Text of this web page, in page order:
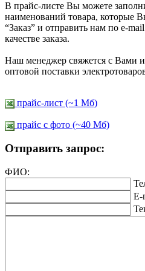
В прайс-листе Вы можете
наименований товара, которые
“Заказ” и отправить нам по e-
качестве заказа.
Наш менеджер свяжется с Вами и
оптовой поставки
прайс-лист (~1 Мб)
прайс c фото (~40 Мб)
Отправить запрос:
ФИО:
E-